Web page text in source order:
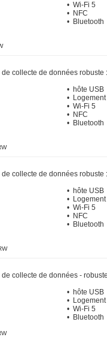
• Wi-Fi 5
• NFC
• Bluetooth
de collecte de données robuste :
• hôte USB
• Logement
• Wi-Fi 5
• NFC
• Bluetooth
de collecte de données robuste :
• hôte USB
• Logement
• Wi-Fi 5
• NFC
• Bluetooth
de collecte de données -
• hôte USB
• Logement
• Wi-Fi 5
• Bluetooth